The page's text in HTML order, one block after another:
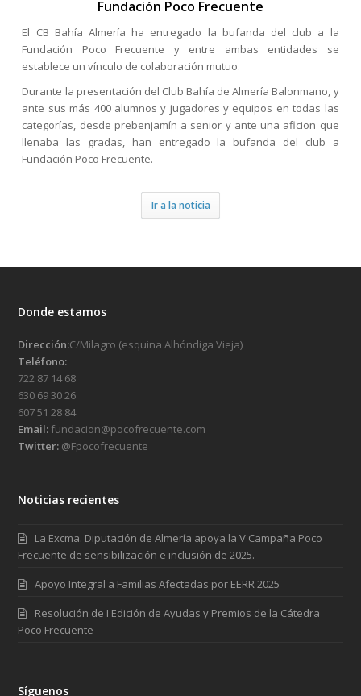
Fundación Poco Frecuente
El CB Bahía Almería ha entregado la bufanda del club a la
Fundación Poco Frecuente y entre ambas entidades se
establece un vínculo de colaboración mutuo.
Durante la presentación del Club Bahía de Almería Balonmano, y
ante sus más 400 alumnos y jugadores y equipos en todas las
categorías, desde prebenjamín a senior y ante una aficion que
llenaba las gradas, han entregado la bufanda del club a
Fundación Poco Frecuente.
Ir a la noticia
Donde estamos
Dirección:C/Milagro (esquina Alhóndiga Vieja)
Teléfono:
722 87 14 68
630 69 30 26
607 51 28 84
Email: fundacion@pocofrecuente.com
Twitter: @Fpocofrecuente
Noticias recientes
La Excma. Diputación de Almería apoya la V Campaña Poco
Frecuente de sensibilización e inclusión de 2025.
Apoyo Integral a Familias Afectadas por EERR 2025
Resolución de I Edición de Ayudas y Premios de la Cátedra
Poco Frecuente
Síguenos